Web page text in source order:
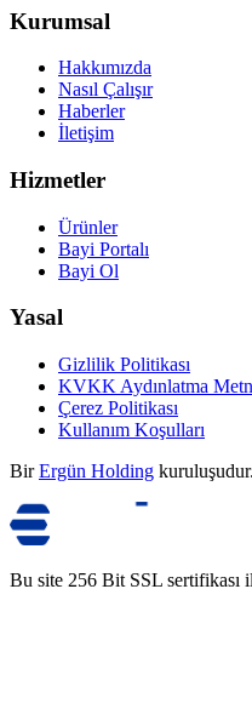
Kurumsal
Hakkımızda
Nasıl Çalışır
Haberler
İletişim
Hizmetler
Ürünler
Bayi Portalı
Bayi Ol
Yasal
Gizlilik Politikası
KVKK Aydınlatma
Çerez Politikası
Kullanım Koşulları
Bir Ergün Holding kuruluşudur.
Bu site 256 Bit SSL sertifikası